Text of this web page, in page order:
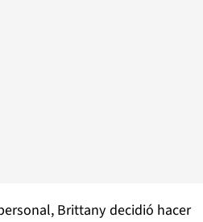
Brittany decidió hacer